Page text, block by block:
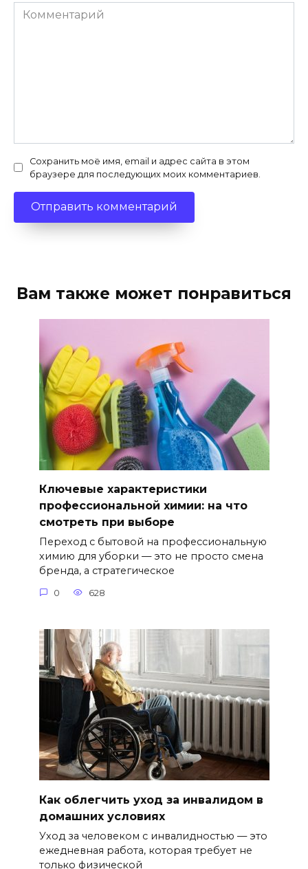
Комментарий
Сохранить моё имя, email и адрес сайта в этом
браузере для последующих моих комментариев.
Вам также может понравиться
Ключевые характеристики
профессиональной химии: на что
смотреть при выборе
Переход с бытовой на профессиональную
химию для уборки — это не просто смена
бренда, а стратегическое
0 628
Как облегчить уход за инвалидом в
домашних условиях
Уход за человеком с инвалидностью — это
ежедневная работа, которая требует не
только физической